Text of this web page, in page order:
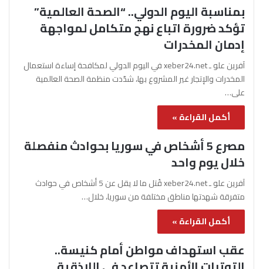
بمناسبة اليوم الدولي.. “الصحة العالمية”
تؤكد ضرورة اتباع نهج متكامل لمواجهة
إدمان المخدرات
آفرين علو ـ xeber24.net في اليوم الدولي لمكافحة إساءة استعمال
المخدرات والإتجار غير المشروع بها، شدّدت منظمة الصحة العالمية
على…
أكمل القراءة »
مصرع 5 أشخاص في سوريا بحوادث منفصلة
خلال يوم واحد
آفرين علو ـ xeber24.net قُتل ما لا يقل عن 5 أشخاص في حوادث
متفرقة شهدتها مناطق مختلفة من سوريا، خلال…
أكمل القراءة »
عقب استهداف مواطن أمام كنيسة..